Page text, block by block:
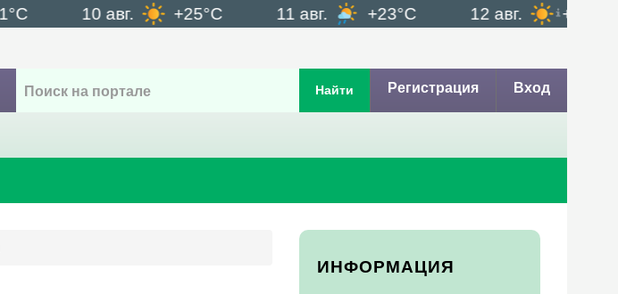
10 авг. +25°C 11 авг. +23°C 12 авг. +19°C
Вход
Регистрация
Найти
ИНФОРМАЦИЯ